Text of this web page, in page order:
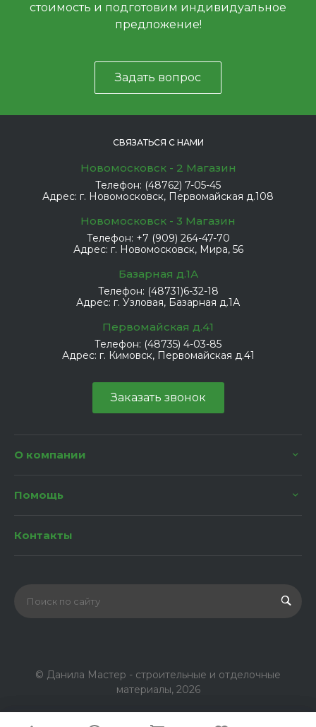
стоимость и подготовим индивидуальное
предложение!
Задать вопрос
СВЯЗАТЬСЯ С НАМИ
Новомосковск - 2 Магазин
Телефон: (48762) 7-05-45
Адрес: г. Новомосковск, Первомайская д.108
Новомосковск - 3 Магазин
Телефон: +7 (909) 264-47-70
Адрес: г. Новомосковск, Мира, 56
Базарная д.1А
Телефон: (48731)6-32-18
Адрес: г. Узловая, Базарная д.1А
Первомайская д.41
Телефон: (48735) 4-03-85
Адрес: г. Кимовск, Первомайская д.41
Заказать звонок
О компании
Помощь
Контакты
© Данила Мастер - строительные и отделочные
материалы, 2026